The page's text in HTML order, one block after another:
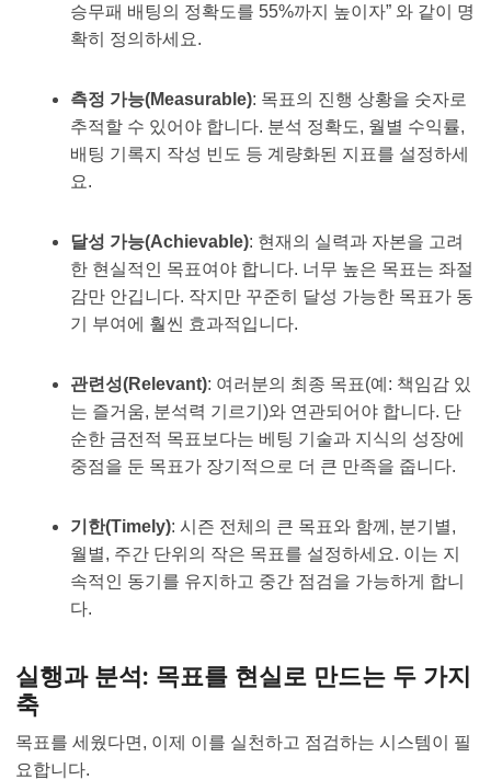
승무패 배팅의 정확도를 55%까지 높이자” 와 같이 명
확히 정의하세요.
측정 가능(Measurable): 목표의 진행 상황을 숫자로
추적할 수 있어야 합니다. 분석 정확도, 월별 수익률,
배팅 기록지 작성 빈도 등 계량화된 지표를 설정하세
요.
달성 가능(Achievable): 현재의 실력과 자본을 고려
한 현실적인 목표여야 합니다. 너무 높은 목표는 좌절
감만 안깁니다. 작지만 꾸준히 달성 가능한 목표가 동
기 부여에 훨씬 효과적입니다.
관련성(Relevant): 여러분의 최종 목표(예: 책임감 있
는 즐거움, 분석력 기르기)와 연관되어야 합니다. 단
순한 금전적 목표보다는 베팅 기술과 지식의 성장에
중점을 둔 목표가 장기적으로 더 큰 만족을 줍니다.
기한(Timely): 시즌 전체의 큰 목표와 함께, 분기별,
월별, 주간 단위의 작은 목표를 설정하세요. 이는 지
속적인 동기를 유지하고 중간 점검을 가능하게 합니
다.
실행과 분석: 목표를 현실로 만드는 두 가지
축
목표를 세웠다면, 이제 이를 실천하고 점검하는 시스템이 필
요합니다.